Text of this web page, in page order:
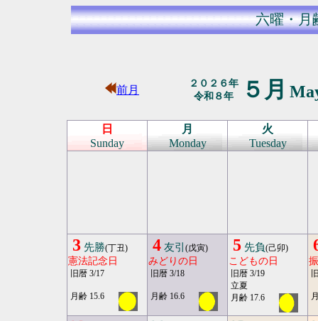
六曜・月
前月
２０２６年
令和８年
５月
日
Sunday
月
Monday
火
Tuesday
3 先勝(丁丑)
憲法記念日
旧暦 3/17
月齢 15.6
4 友引 (戊寅)
みどりの日
旧暦 3/18
月齢 16.6
5 先負(己卯)
こどもの日
旧暦 3/19
立夏
月齢 17.6